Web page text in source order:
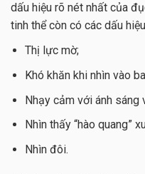
dấu hiệu rõ nét nhất của
tinh thể còn có các dấu
Thị lực mờ;
Khó khăn khi nhìn vào
Nhạy cảm với ánh sáng
Nhìn thấy “hào quang”
Nhìn đôi.